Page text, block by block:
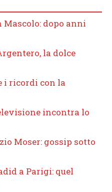
dopo anni
la dolce
i ricordi con la
incontra lo
Moser: gossip sotto
a Parigi: quel